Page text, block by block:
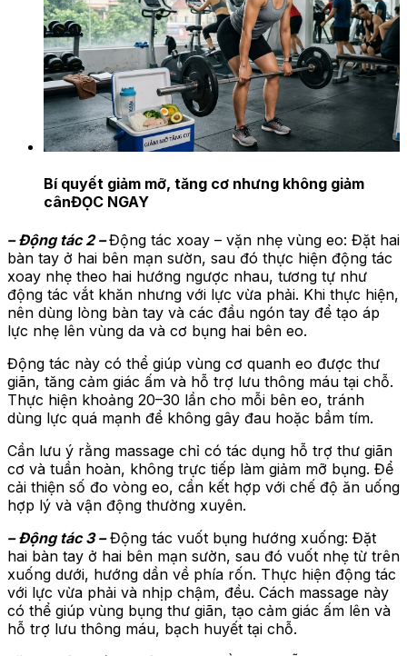
Bí quyết giảm mỡ, tăng cơ nhưng không giảm
cânĐỌC NGAY
– Động tác 2 –Động tác xoay – vặn nhẹ vùng eo: Đặt hai
bàn tay ở hai bên mạn sườn, sau đó thực hiện động tác
xoay nhẹ theo hai hướng ngược nhau, tương tự như
động tác vắt khăn nhưng với lực vừa phải. Khi thực hiện,
nên dùng lòng bàn tay và các đầu ngón tay để tạo áp
lực nhẹ lên vùng da và cơ bụng hai bên eo.
Động tác này có thể giúp vùng cơ quanh eo được thư
giãn, tăng cảm giác ấm và hỗ trợ lưu thông máu tại chỗ.
Thực hiện khoảng 20–30 lần cho mỗi bên eo, tránh
dùng lực quá mạnh để không gây đau hoặc bầm tím.
Cần lưu ý rằng massage chỉ có tác dụng hỗ trợ thư giãn
cơ và tuần hoàn, không trực tiếp làm giảm mỡ bụng. Để
cải thiện số đo vòng eo, cần kết hợp với chế độ ăn uống
hợp lý và vận động thường xuyên.
– Động tác 3 –Động tác vuốt bụng hướng xuống: Đặt
hai bàn tay ở hai bên mạn sườn, sau đó vuốt nhẹ từ trên
xuống dưới, hướng dần về phía rốn. Thực hiện động tác
với lực vừa phải và nhịp chậm, đều. Cách massage này
có thể giúp vùng bụng thư giãn, tạo cảm giác ấm lên và
hỗ trợ lưu thông máu, bạch huyết tại chỗ.